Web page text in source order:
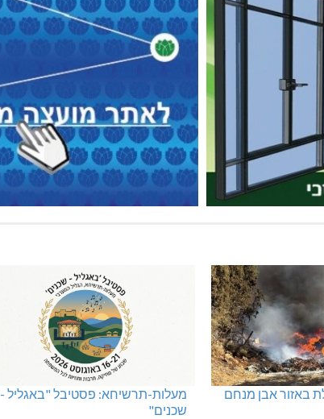
באזור אבן מנחם
מעלות-תרשיחא: פסטיבל "באגליל -
שכנים"